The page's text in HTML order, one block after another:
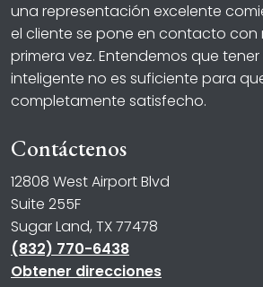
una representación excelente
el cliente se pone en contacto con
primera vez. Entendemos que
inteligente no es suficiente para
completamente satisfecho.
Contáctenos
12808 West Airport Blvd
Suite 255F
Sugar Land, TX 77478
(832) 770-6438
Obtener direcciones